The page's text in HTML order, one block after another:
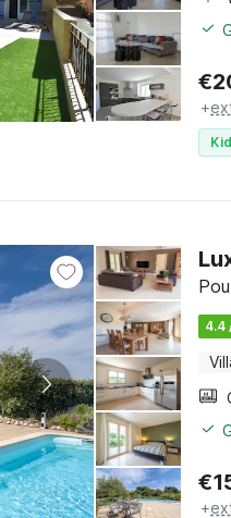
€
+
4.4
€
+